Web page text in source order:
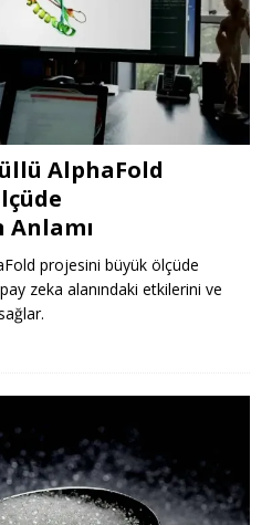
AlphaFold
Anlamı
projesini büyük ölçüde
zeka alanındaki etkilerini ve